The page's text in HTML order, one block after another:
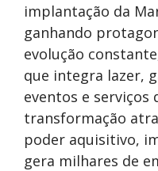
implantação da
ganhando
evolução
que integra lazer,
eventos e serviços
transformação
poder aquisitivo,
gera milhares de